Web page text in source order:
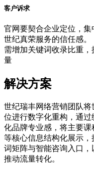
客户诉求
官网要契合企业定位，
世纪真荣服务的信任感。
需增加关键词收录比重
量
解决方案
世纪瑞丰网络营销团队
位进行数字化重构，通
化品牌专业感，将主要
等核心信息结构化展示
词矩阵与智能咨询入口
推动流量转化。